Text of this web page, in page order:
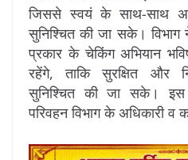
जिससे स्वयं के साथ-साथ
सुनिश्चित की जा सके। विभाग
प्रकार के चेकिंग अभियान
रहेंगे, ताकि सुरक्षित और
सुनिश्चित की जा सके। इस
परिवहन विभाग के अधिकारी व